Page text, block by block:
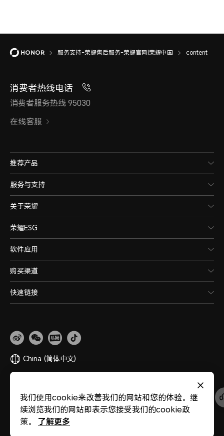
服务支持-荣耀售后服务-荣耀官网|荣耀中国 content
消费者热线电话
消费者服务热线 95030
在线客服
推荐产品
服务与支持
关于荣耀
荣耀ESG
软件应用
购买渠道
快速链接
China (简体中文)
版权所有 © 荣耀终端股份有限公司 2020-2026 保留一切权利。
44030002002883
粤ICP备20047157号
我们使用cookie来改善我们的网站和您的体验。继
续浏览我们的网站即表示您接受我们的cookie政
策。
了解更多